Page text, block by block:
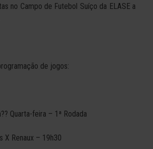
no Campo de Futebol Suíço da ELASE a
de jogos:
Quarta-feira – 1ª Rodada
X Renaux – 19h30